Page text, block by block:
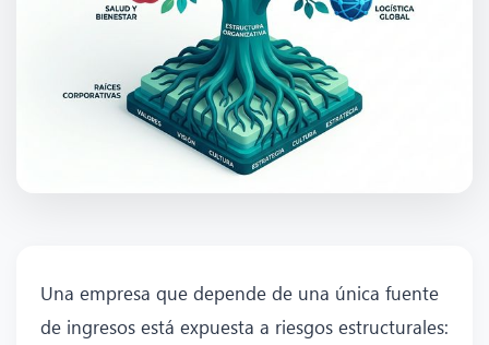
Una empresa que depende de una única fuente
de ingresos está expuesta a riesgos estructurales: